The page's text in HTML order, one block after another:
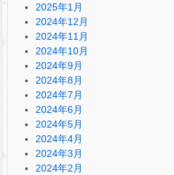
2025年1月
2024年12月
2024年11月
2024年10月
2024年9月
2024年8月
2024年7月
2024年6月
2024年5月
2024年4月
2024年3月
2024年2月